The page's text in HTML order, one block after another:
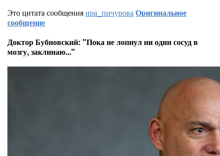
Это цитата сообщенияира_пичуроваОригинальное
сообщение
Доктор Бубновский: "Пока не лопнул ни один сосуд в
мозгу, заклинаю..."